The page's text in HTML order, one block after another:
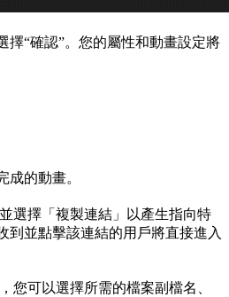
擇“確認”。您的屬性和動畫設定將
成的動畫。
選擇「複製連結」以產生指向特
到並點擊該連結的用戶將直接進入
您可以選擇所需的檔案副檔名、